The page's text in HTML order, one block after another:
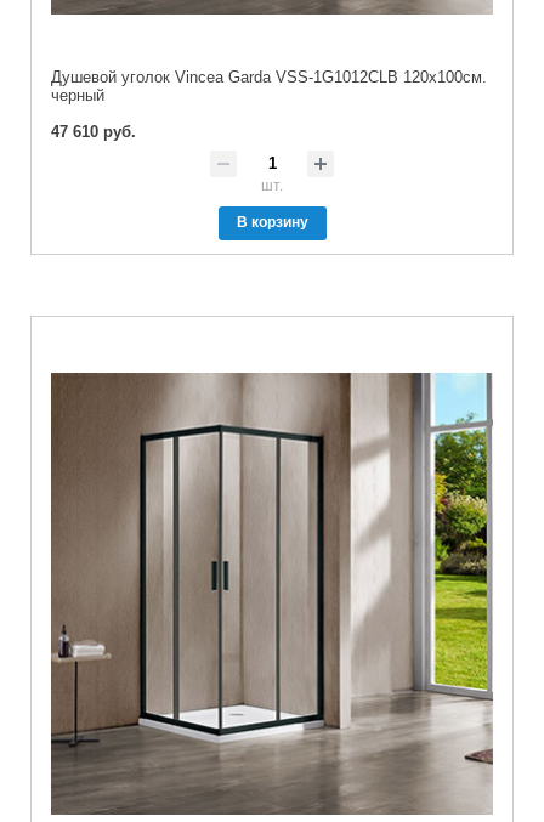
Душевой уголок Vincea Garda VSS-1G1012CLB 120х100см.
черный
47 610 руб.
шт.
В корзину